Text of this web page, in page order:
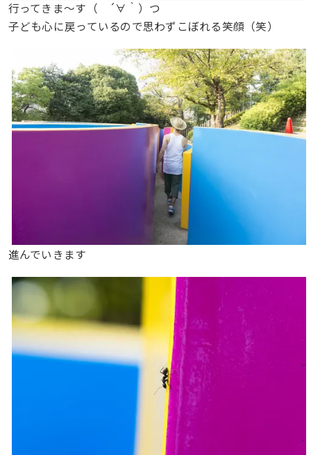
行ってきま〜す（ ´∀｀）つ
子ども心に戻っているので思わずこぼれる笑顔（笑）
進んでいきます